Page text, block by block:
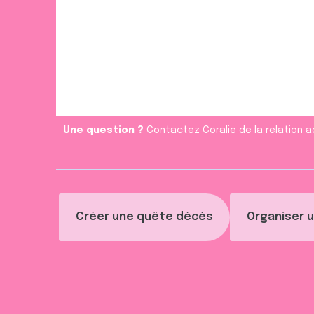
Créer une quête décès Organiser
Une question ? Contactez Coralie de la relation